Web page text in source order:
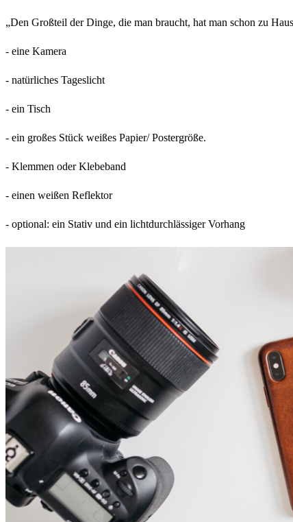
„Den Großteil der Dinge, die man braucht, hat man schon zu
- eine Kamera
- natürliches Tageslicht
- ein Tisch
- ein großes Stück weißes Papier/ Postergröße.
- Klemmen oder Klebeband
- einen weißen Reflektor
- optional: ein Stativ und ein lichtdurchlässiger Vorhang